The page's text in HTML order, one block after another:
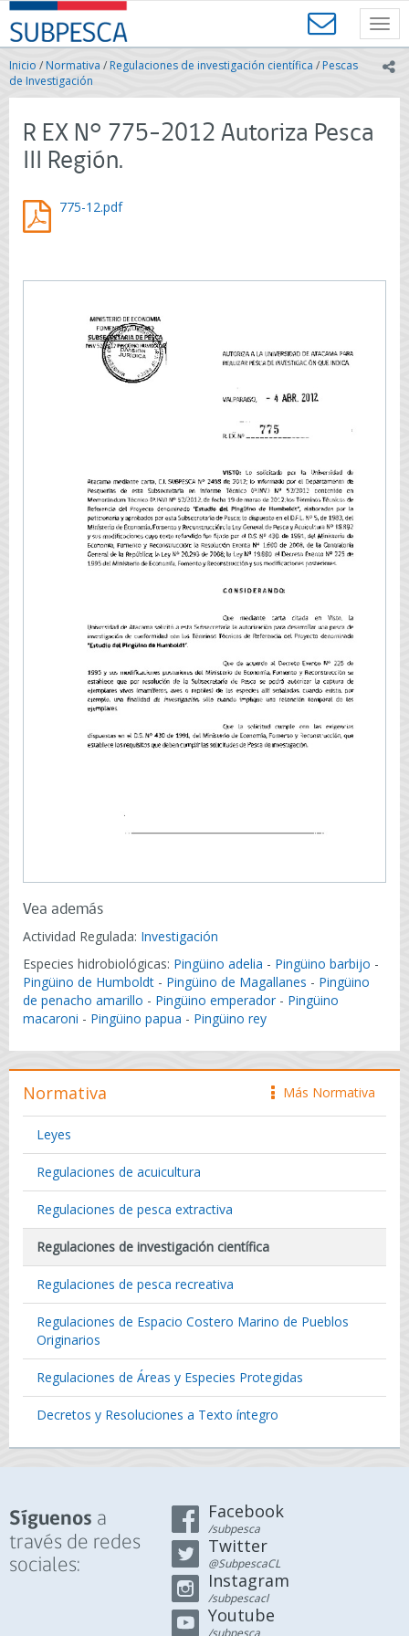
Contenido
principal
SUBPESCA
-
Subsecretaría
de
Pesca
Acuicultura
Gobierno
Chile
Inicio /Normativa / Regulaciones de investigación científica /Pescas
de Investigación
R EX N° 775-2012 Autoriza Pesca
III Región.
775-12.pdf
Vea además
Actividad Regulada: Investigación
Especies hidrobiológicas: Pingüino adelia - Pingüino barbijo -
Pingüino de Humboldt - Pingüino de Magallanes - Pingüino
de penacho amarillo - Pingüino emperador - Pingüino
macaroni - Pingüino papua - Pingüino rey
icono
Más Normativa
Normativa
Leyes
Regulaciones de acuicultura
Regulaciones de pesca extractiva
Regulaciones de investigación científica
Regulaciones de pesca recreativa
Regulaciones de Espacio Costero Marino de Pueblos
Originarios
Regulaciones de Áreas y Especies Protegidas
Decretos y Resoluciones a Texto íntegro
Síguenos a
través de redes
sociales:
Facebook
/subpesca
Twitter
@SubpescaCL
Instagram
/subpescacl
Youtube